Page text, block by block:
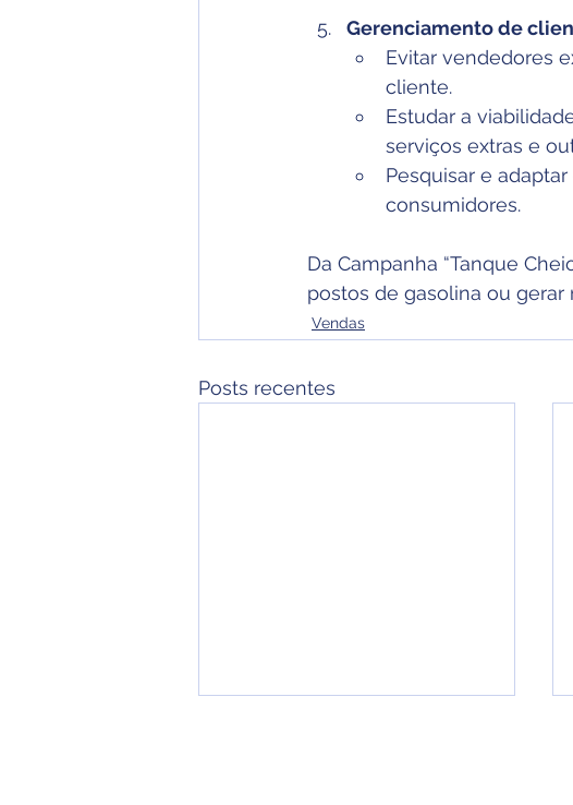
Gerenciamento de
Evitar vendedores
cliente.
Estudar a
serviços extras e
Pesquisar e
consumidores.
Da Campanha “Tanque
postos de gasolina ou
Vendas
Posts recentes